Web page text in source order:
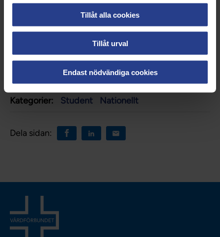
Tillåt alla cookies
Tillåt urval
Endast nödvändiga cookies
Priset består av 25 000 kronor som vinnaren själv
får förfoga över och här kan du se när pristagaren
överraskas av Vårdförbundet Student på sin
arbetsplats i Mjölby vårdcentral.
Kategorier:
Student Nationellt
Dela sidan: